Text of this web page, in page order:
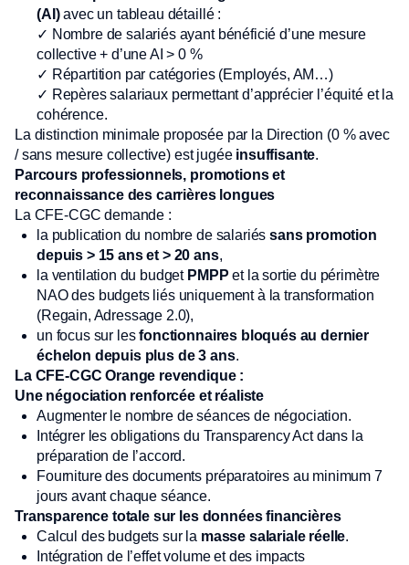
(AI)avec un tableau détaillé :
✓ Nombre de salariés ayant bénéficié d’une mesure
collective + d’une AI > 0 %
✓ Répartition par catégories (Employés, AM…)
✓ Repères salariaux permettant d’apprécier l’équité et la
cohérence.
La distinction minimale proposée par la Direction (0 % avec
/ sans mesure collective) est jugée insuffisante.
Parcours professionnels, promotions et
reconnaissance des carrières longues
La CFE-CGC demande :
la publication du nombre de salariéssans promotion
depuis > 15 ans et > 20 ans,
la ventilation du budget PMPP et la sortie du périmètre
NAO des budgets liés uniquement à la transformation
(Regain, Adressage 2.0),
un focus sur lesfonctionnaires bloqués au dernier
échelon depuis plus de 3 ans.
La CFE-CGC Orange revendique :
Une négociation renforcée et réaliste
Augmenter le nombre de séances de négociation.
Intégrer les obligations du Transparency Act dans la
préparation de l’accord.
Fourniture des documents préparatoires au minimum 7
jours avant chaque séance.
Transparence totale sur les données financières
Calcul des budgets sur la masse salariale réelle.
Intégration de l’effet volume et des impacts